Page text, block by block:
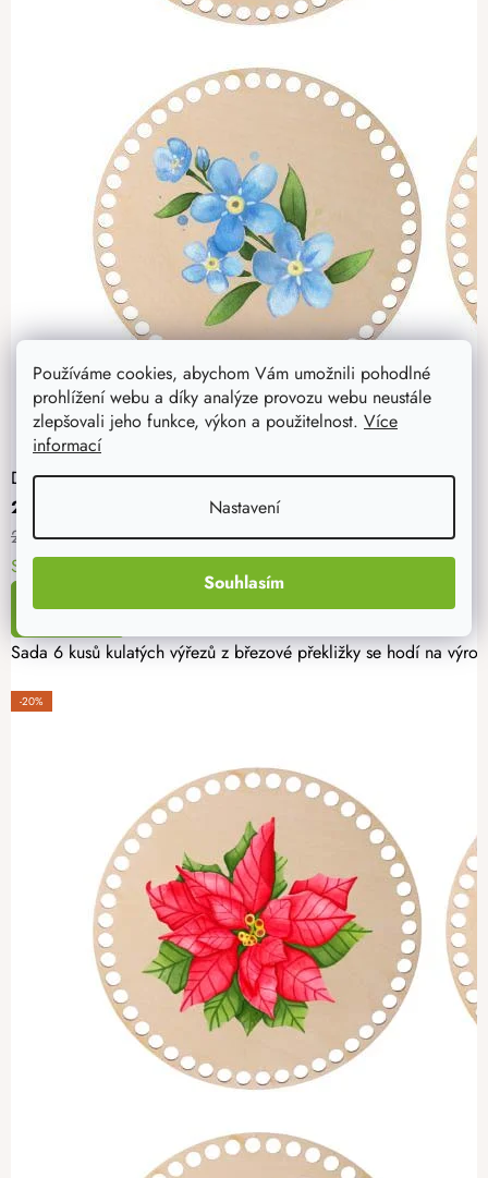
Používáme cookies, abychom Vám umožnili pohodlné
prohlížení webu a díky analýze provozu webu neustále
zlepšovali jeho funkce, výkon a použitelnost. Více
informací
Nastavení
Souhlasím
Dřevěné podtácky k obháčkování - květy
223 Kč
279 Kč
Skladem
DETAIL
Sada 6 kusů kulatých výřezů z březové překližky se hodí na
-20%